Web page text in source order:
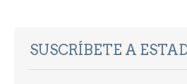
SUSCRÍBETE A